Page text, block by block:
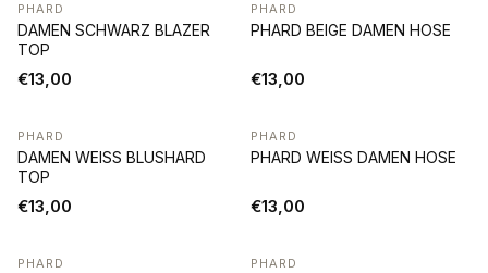
PHARD
DAMEN SCHWARZ BLAZER
TOP
€13,00
PHARD
PHARD BEIGE DAMEN HOSE
€13,00
PHARD
DAMEN WEISS BLUSHARD
TOP
€13,00
PHARD
PHARD WEISS DAMEN HOSE
€13,00
PHARD PHARD